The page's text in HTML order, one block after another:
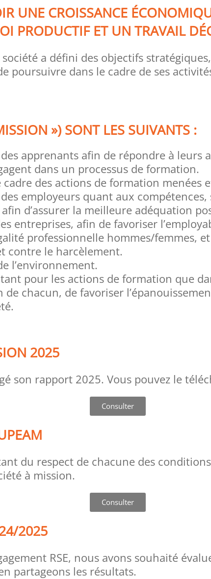
UNE CROISSANCE
PRODUCTIF ET UN TRAVAIL
société a défini des objectifs
poursuivre dans le cadre de ses
») SONT LES SUIVANTS :
des apprenants afin de répondre à leurs
dans un processus de formation.
cadre des actions de formation menées
employeurs quant aux
d’assurer la meilleure adéquation
entreprises, afin de favoriser
professionnelle hommes/femmes,
contre le harcèlement.
l’environnement.
pour les actions de formation que
chacun, de favoriser
2025
son rapport 2025. Vous pouvez le
Consulter
du respect de chacune des
à mission.
Consulter
2025
RSE, nous avons souhaité
partageons les résultats.